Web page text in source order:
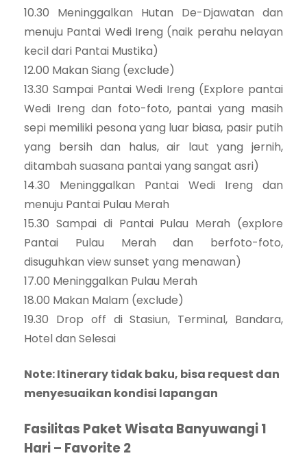
10.30 Meninggalkan Hutan De-Djawatan dan
menuju Pantai Wedi Ireng (naik perahu nelayan
kecil dari Pantai Mustika)
12.00 Makan Siang (exclude)
13.30 Sampai Pantai Wedi Ireng (Explore pantai
Wedi Ireng dan foto-foto, pantai yang masih
sepi memiliki pesona yang luar biasa, pasir putih
yang bersih dan halus, air laut yang jernih,
ditambah suasana pantai yang sangat asri)
14.30 Meninggalkan Pantai Wedi Ireng dan
menuju Pantai Pulau Merah
15.30 Sampai di Pantai Pulau Merah (explore
Pantai Pulau Merah dan berfoto-foto,
disuguhkan view sunset yang menawan)
17.00 Meninggalkan Pulau Merah
18.00 Makan Malam (exclude)
19.30 Drop off di Stasiun, Terminal, Bandara,
Hotel dan Selesai
Note: Itinerary tidak baku, bisa request dan
menyesuaikan kondisi lapangan
Fasilitas Paket Wisata Banyuwangi 1
Hari – Favorite 2